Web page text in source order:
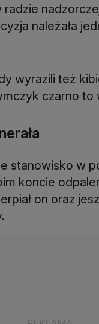
radzie
należała
wyrazili też
czarno to
stanowisko w
koncie
on oraz